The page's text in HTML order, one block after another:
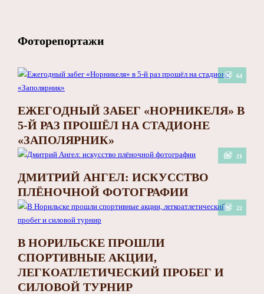
Фоторепортажи
64
ЕЖЕГОДНЫЙ ЗАБЕГ «НОРНИКЕЛЯ» В
5-Й РАЗ ПРОШЁЛ НА СТАДИОНЕ
«ЗАПОЛЯРНИК»
21
ДМИТРИЙ АНГЕЛ: ИСКУССТВО
ПЛЁНОЧНОЙ ФОТОГРАФИИ
22
В НОРИЛЬСКЕ ПРОШЛИ
СПОРТИВНЫЕ АКЦИИ,
ЛЕГКОАТЛЕТИЧЕСКИЙ ПРОБЕГ И
СИЛОВОЙ ТУРНИР